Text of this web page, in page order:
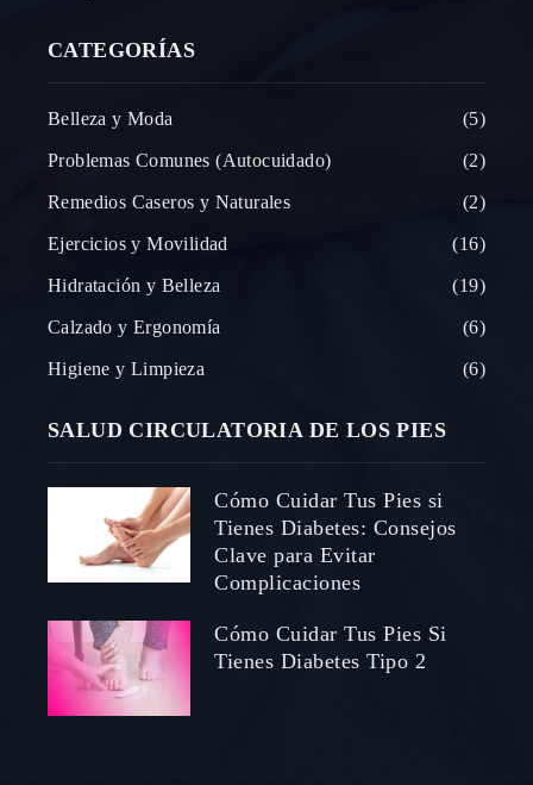
CATEGORÍAS
Belleza y Moda 5
Problemas Comunes (Autocuidado) 2
Remedios Caseros y Naturales 2
Ejercicios y Movilidad 16
Hidratación y Belleza 19
Calzado y Ergonomía 6
Higiene y Limpieza 6
SALUD CIRCULATORIA DE LOS PIES
Cómo Cuidar Tus Pies si
Tienes Diabetes: Consejos
Clave para Evitar
Complicaciones
Cómo Cuidar Tus Pies Si
Tienes Diabetes Tipo 2